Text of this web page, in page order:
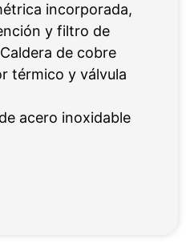
incorporada,
y filtro de
de cobre
térmico y válvula
acero inoxidable